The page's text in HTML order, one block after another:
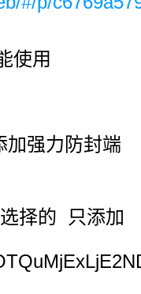
使用
加强力防封端
择的 只添加